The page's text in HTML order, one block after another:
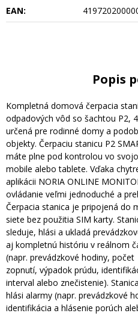
EAN:
Popis
Kompletná domová čerpacia
odpadových vôd so šachtou P2,
určená pre rodinné domy a
objekty. Čerpaciu stanicu P2
máte plne pod kontrolou vo
mobile alebo tablete. Vďaka
aplikácii NORIA ONLINE
ovládanie veľmi jednoduché a
Čerpacia stanica je pripojená do
siete bez použitia SIM karty.
sleduje, hlási a ukladá
aj kompletnú históriu v reálnom
(napr. prevádzkové hodiny, počet
zopnutí, výpadok prúdu,
interval alebo znečistenie).
hlási alarmy (napr. prevádzkové
identifikácia a hlásenie porúch